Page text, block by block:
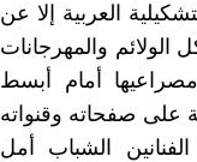
العربية إلا عن
والمهرجانات
مصراعيها أمام أبسط
على صفحاته وقنواته
الشباب أمل